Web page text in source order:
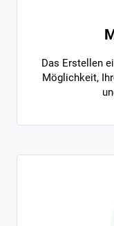
Das Erstellen
Möglichkeit,